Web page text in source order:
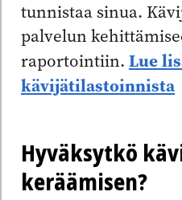
tunnistaa sinua.
palvelun
raportointiin. Lue
kävijätilastoinnista
Hyväksytkö
keräämisen?